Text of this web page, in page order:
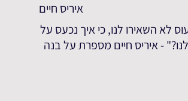
איריס חיים
לא השאירו לנו, כי איך נכעס על
- איריס חיים מספרת על בנה